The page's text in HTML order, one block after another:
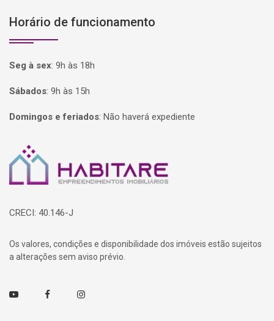
Horário de funcionamento
Seg à sex: 9h às 18h
Sábados: 9h às 15h
Domingos e feriados: Não haverá expediente
Página inicial
CRECI: 40.146-J
Os valores, condições e disponibilidade dos imóveis estão sujeitos
a alterações sem aviso prévio.
Youtube FacebookInstagram